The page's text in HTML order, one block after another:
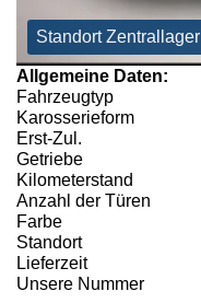
Standort Zentrallager
Allgemeine Daten:
Fahrzeugtyp
Karosserieform
Erst-Zul.
Getriebe
Kilometerstand
Anzahl der Türen
Farbe
Standort
Lieferzeit
Unsere Nummer